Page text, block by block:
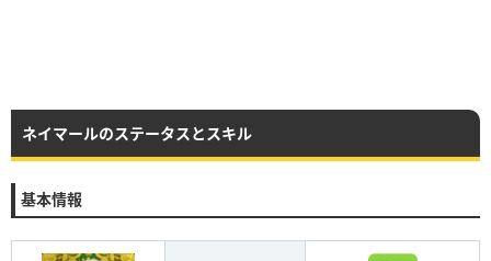
ネイマールのステータスとスキル
基本情報